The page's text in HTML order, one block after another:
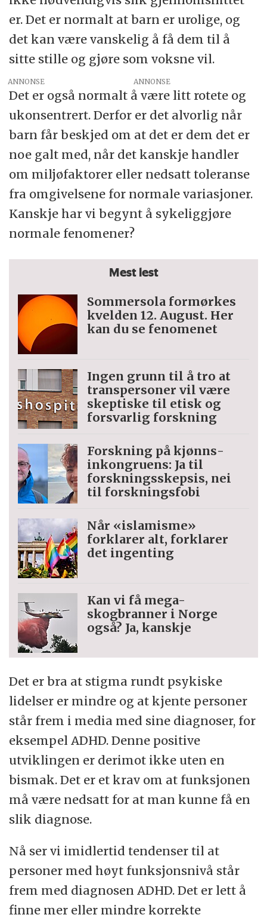
er. Det er normalt at barn er urolige, og
det kan være vanskelig å få dem til å
sitte stille og gjøre som voksne vil.
ANNONSE
Det er også normalt å være litt rotete og
ukonsentrert. Derfor er det alvorlig når
barn får beskjed om at det er dem det er
noe galt med, når det kanskje handler
om miljøfaktorer eller nedsatt toleranse
fra omgivelsene for normale variasjoner.
Kanskje har vi begynt å sykeliggjøre
normale fenomener?
Mest lest
Sommersola formørkes
kvelden 12. August. Her
kan du se fenomenet
Ingen grunn til å tro at
trans­personer vil være
skeptiske til etisk og
forsvarlig forskning
Forskning på kjønns­
inkongruens: Ja til
forskningsskepsis, nei
til forskningsfobi
Når «islamisme»
forklarer alt, forklarer
det ingenting
Kan vi få mega-
skogbranner i Norge
også? Ja, kanskje
Det er bra at stigma rundt psykiske
lidelser er mindre og at kjente personer
står frem i media med sine diagnoser, for
eksempel ADHD. Denne positive
utviklingen er derimot ikke uten en
bismak. Det er et krav om at funksjonen
må være nedsatt for at man kunne få en
slik diagnose.
Nå ser vi imidlertid tendenser til at
personer med høyt funksjonsnivå står
frem med diagnosen ADHD. Det er lett å
finne mer eller mindre korrekte